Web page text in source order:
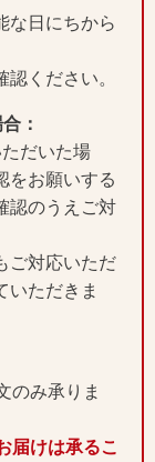
な日にちから
認ください。
：
だいた場
をお願いする
認のうえご対
ご対応いただ
いただきま
のみ承りま
届けは承るこ